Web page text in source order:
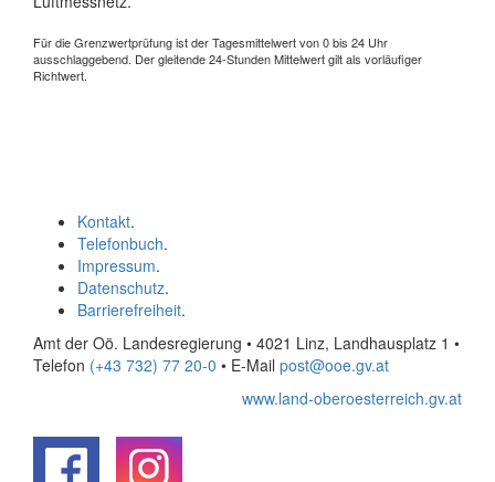
Für die Grenzwertprüfung ist der Tagesmittelwert von 0 bis 24 Uhr
ausschlaggebend. Der gleitende 24-Stunden Mittelwert gilt als vorläufiger
Richtwert.
Kontakt.
Telefonbuch.
Impressum.
Datenschutz.
Barrierefreiheit.
Amt der Oö. Landesregierung • 4021 Linz, Landhausplatz 1 •
Telefon (+43 732) 77 20-0 • E-Mail post@ooe.gv.at
www.land-oberoesterreich.gv.at